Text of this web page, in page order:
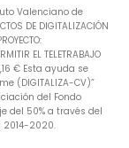
Valenciano de
DE DIGITALIZACIÓN
EL TELETRABAJO
€ Esta ayuda se
(DIGITALIZA-CV)”
del Fondo
del 50% a través del
2014-2020.